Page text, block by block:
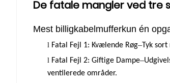
De fatale mangler ved tre
Mest billigkabelmufferkun én
l Fatal Fejl 1: Kvælende Røg–Tyk
l Fatal Fejl 2: Giftige Dampe–
ventilerede områder.